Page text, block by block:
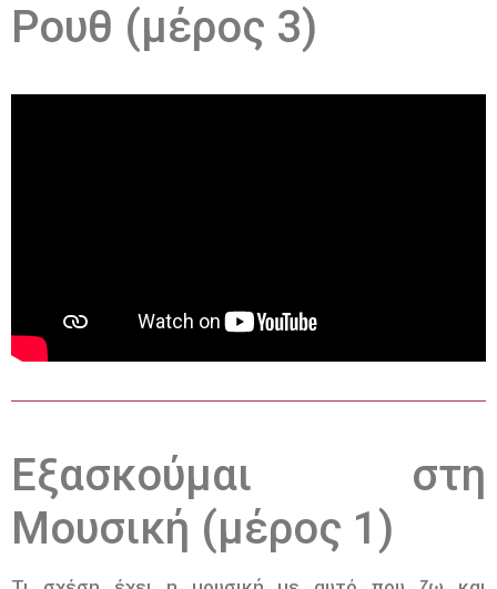
Ρουθ (μέρος 3)
Εξασκούμαι στη
Μουσική (μέρος 1)